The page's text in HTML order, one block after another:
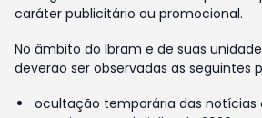
caráter publicitário ou promocional.
No âmbito do Ibram e de suas
deverão ser observadas as seguintes
ocultação temporária das notícias